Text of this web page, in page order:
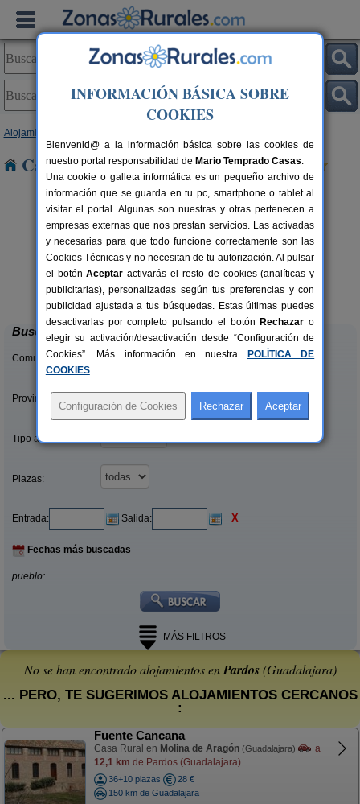
Alojamientos
Casas Rurales cerca de Pardos
2-8 pers.
desde27 €
Casa Rural La Corneja
Huérmeces Del Cerro (Guadalajara)
Buscar
Comunidades:
Provincias/Islas:
Tipo alquiler:
Plazas:
Entrada: Salida: X
Fechas más buscadas
pueblo:
MÁS FILTROS
No se han encontrado alojamientos enPardos(Guadalajara)
... PERO, TE SUGERIMOS ALOJAMIENTOS CERCANOS
:
Fuente Cancana
Casa Rural en Molina de Aragón (Guadalajara)
a
12,1 km de Pardos (Guadalajara)
36+10 plazas
28 €
150 km de Guadalajara
INFORMACIÓN BÁSICA SOBRE
COOKIES
Bienvenid@ a la información básica sobre las cookies de
nuestro portal responsabilidad de Mario Temprado Casas.
Una cookie o galleta informática es un pequeño archivo de
información que se guarda en tu pc, smartphone o tablet al
visitar el portal. Algunas son nuestras y otras pertenecen a
empresas externas que nos prestan servicios. Las activadas
y necesarias para que todo funcione correctamente son las
Cookies Técnicas y no necesitan de tu autorización. Al pulsar
el botónAceptar activarás el resto de cookies (analíticas y
publicitarias), personalizadas según tus preferencias y con
publicidad ajustada a tus búsquedas. Estas últimas puedes
desactivarlas por completo pulsando el botón Rechazar o
elegir su activación/desactivación desde “Configuración de
Cookies”. Más información en nuestra
POLÍTICA DE
COOKIES.